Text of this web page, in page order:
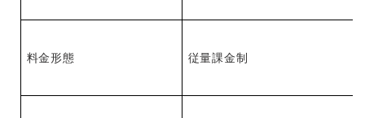
料金形態 従量課金制